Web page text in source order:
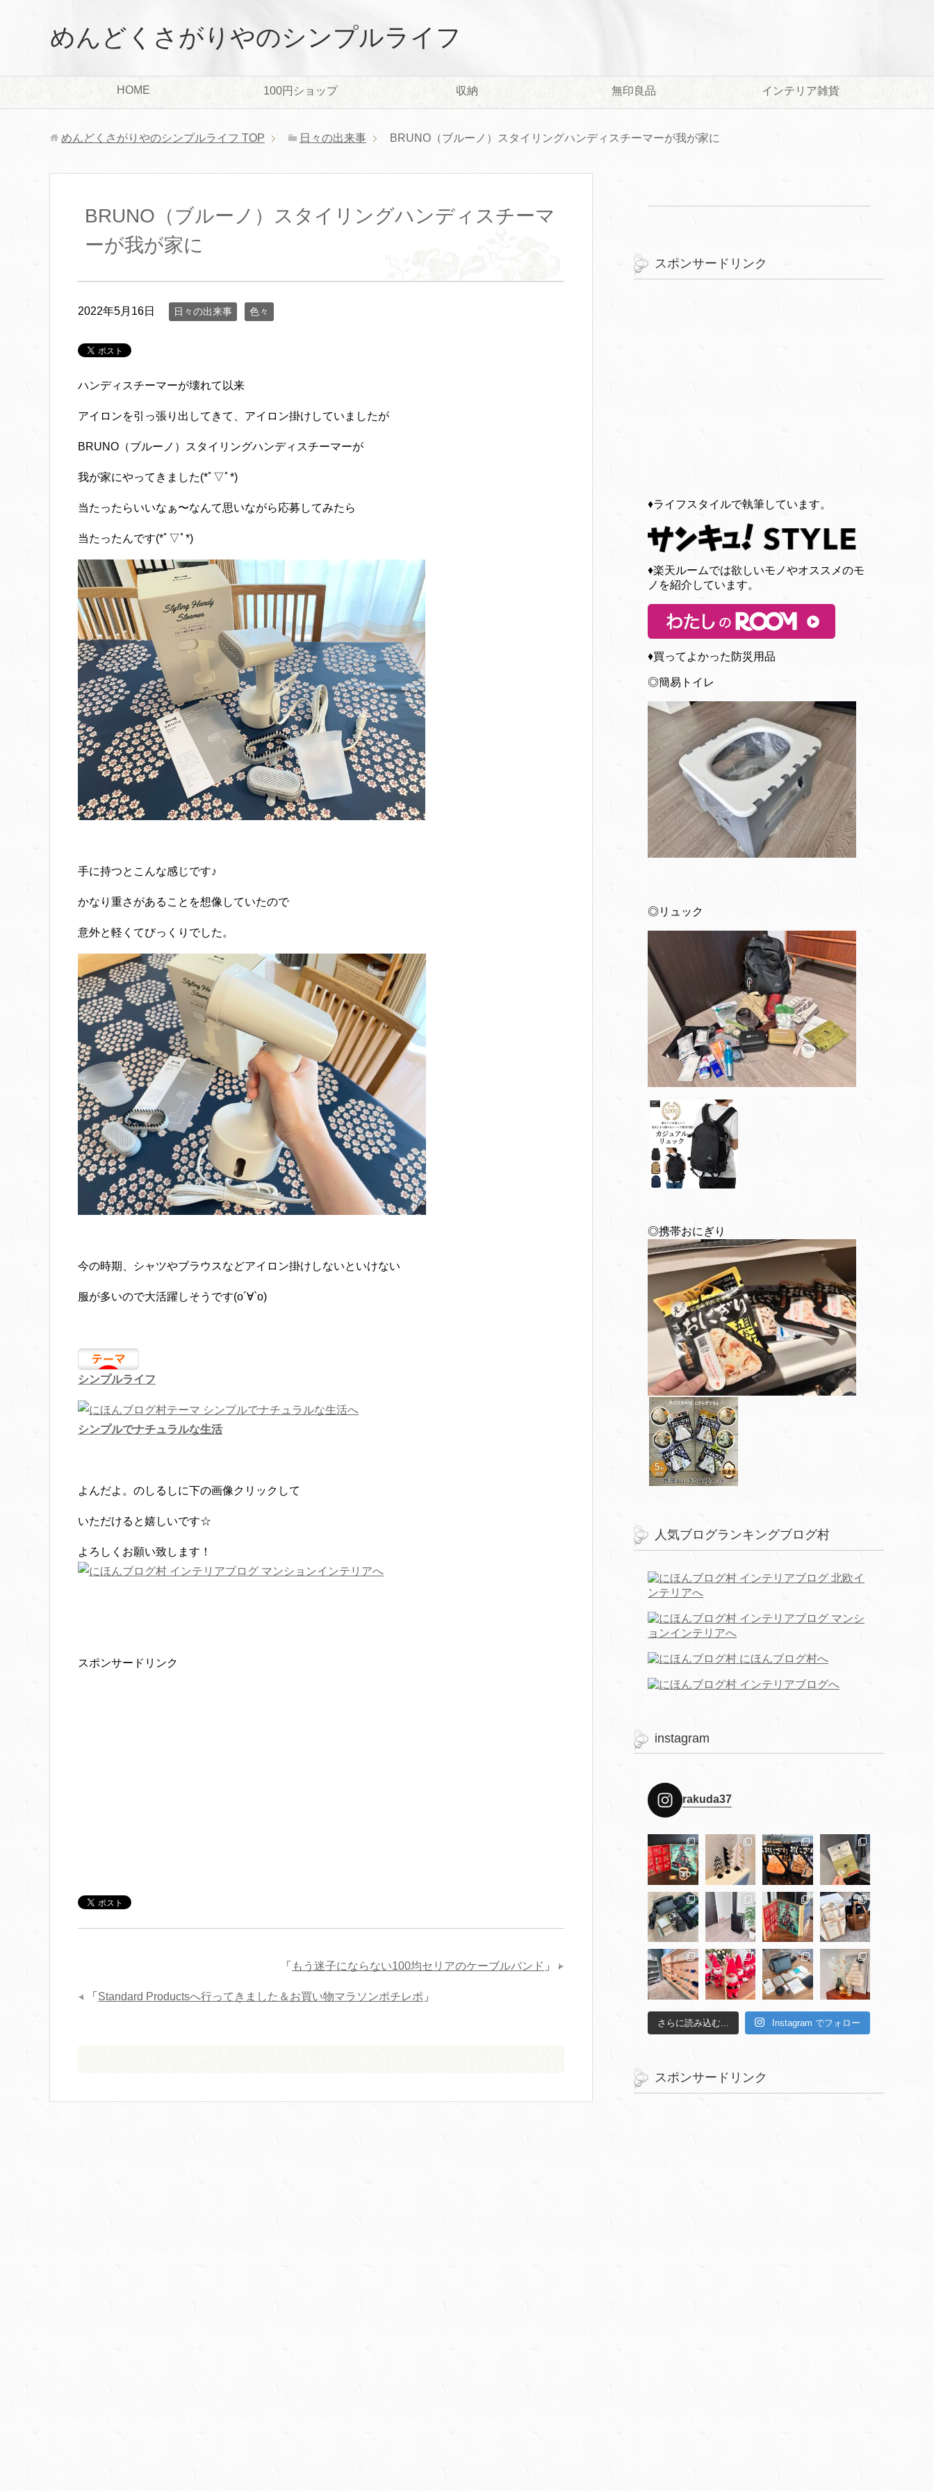
めんどくさがりやのシンプルライフ
HOME 100円ショップ 収納 無印良品 インテリア雑貨
めんどくさがりやのシンプルライフ TOP 日々の出来事 BRUNO（ブルーノ）スタイリングハンディスチーマーが我が家に
BRUNO（ブルーノ）スタイリングハンディスチーマ
ーが我が家に
2022年5月16日 日々の出来事 色々
ハンディスチーマーが壊れて以来
アイロンを引っ張り出してきて、アイロン掛けしていましたが
BRUNO（ブルーノ）スタイリングハンディスチーマーが
我が家にやってきました(*ﾟ▽ﾟ*)
当たったらいいなぁ〜なんて思いながら応募してみたら
当たったんです(*ﾟ▽ﾟ*)
手に持つとこんな感じです♪
かなり重さがあることを想像していたので
意外と軽くてびっくりでした。
今の時期、シャツやブラウスなどアイロン掛けしないといけない
服が多いので大活躍しそうです(о´∀`о)
シンプルライフ
シンプルでナチュラルな生活
よんだよ。のしるしに下の画像クリックして
いただけると嬉しいです☆
よろしくお願い致します！
スポンサードリンク
「 もう迷子にならない100均セリアのケーブルバンド 」
「 Standard Productsへ行ってきました＆お買い物マラソンポチレポ 」
スポンサードリンク
♦︎ライフスタイルで執筆しています。
♦︎楽天ルームでは欲しいモノやオススメのモ
ノを紹介しています。
♦︎買ってよかった防災用品
◎簡易トイレ
◎リュック
◎携帯おにぎり
人気ブログランキングブログ村
instagram
rakuda37
さらに読み込む... Instagram でフォロー
スポンサードリンク